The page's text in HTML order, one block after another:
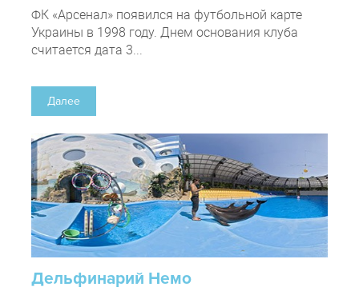
ФК «Арсенал» появился на футбольной карте
Украины в 1998 году. Днем основания клуба
считается дата 3...
Далее
Дельфинарий Немо